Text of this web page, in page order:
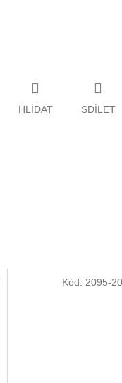
HLÍDAT SDÍLET
Kód: 2095-